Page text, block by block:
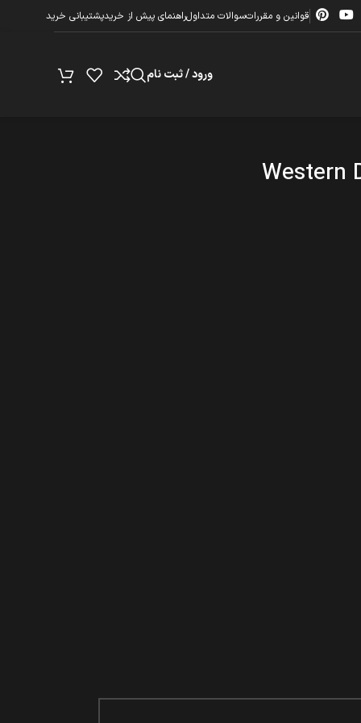
قوانین و مقرراتسوالات متداولراهنمای پیش از خریدپشتیبانی خرید
ورود / ثبت نام
Western